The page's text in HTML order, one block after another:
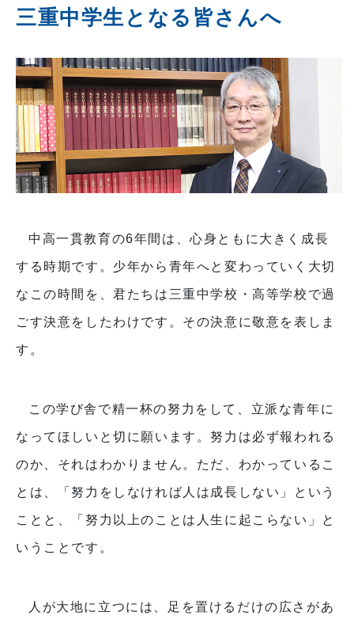
三重中学生となる皆さんへ
中高一貫教育の6年間は、心身ともに大きく成長
する時期です。少年から青年へと変わっていく大切
なこの時間を、君たちは三重中学校・高等学校で過
ごす決意をしたわけです。その決意に敬意を表しま
す。
この学び舎で精一杯の努力をして、立派な青年に
なってほしいと切に願います。努力は必ず報われる
のか、それはわかりません。ただ、わかっているこ
とは、「努力をしなければ人は成長しない」という
ことと、「努力以上のことは人生に起こらない」と
いうことです。
人が大地に立つには、足を置けるだけの広さがあ